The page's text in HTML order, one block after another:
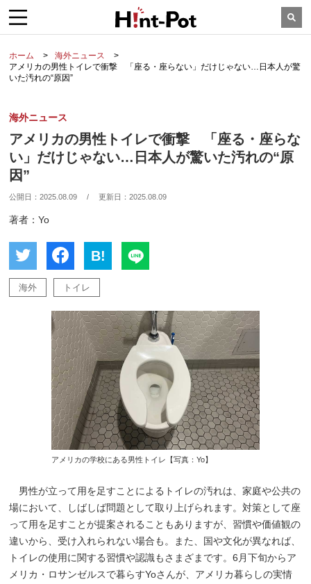
ホーム
海外ニュース
アメリカの男性トイレで衝撃 「座る・座らない」だけじゃない…日本人が驚
いた汚れの“原因”
海外ニュース
アメリカの男性トイレで衝撃 「座る・座らな
い」だけじゃない…日本人が驚いた汚れの“原
因”
公開日：2025.08.09 / 更新日：2025.08.09
著者：Yo
B!
海外 トイレ
アメリカの学校にある男性トイレ【写真：Yo】
男性が立って用を足すことによるトイレの汚れは、家庭や公共の
場において、しばしば問題として取り上げられます。対策として座
って用を足すことが提案されることもありますが、習慣や価値観の
違いから、受け入れられない場合も。また、国や文化が異なれば、
トイレの使用に関する習慣や認識もさまざまです。6月下旬からア
メリカ・ロサンゼルスで暮らすYoさんが、アメリカ暮らしの実情